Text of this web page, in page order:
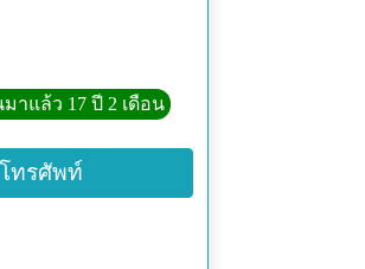
มาแล้ว 17 ปี 2 เดือน
โทรศัพท์